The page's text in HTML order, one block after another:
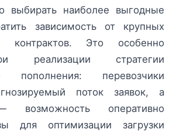
выбирать наиболее выгодные
зависимость от крупных
контрактов. Это особенно
реализации стратегии
пополнения: перевозчики
поток заявок, а
возможность оперативно
для оптимизации загрузки